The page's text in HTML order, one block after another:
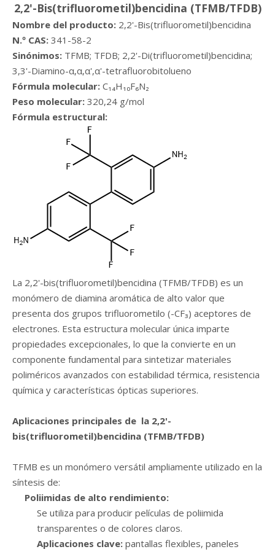
2,2'-Bis(trifluorometil)bencidina (TFMB/TFDB)
Nombre del producto: 2,2'-Bis(trifluorometil)bencidina
N.º CAS: 341-58-2
Sinónimos: TFMB; TFDB; 2,2'-Di(trifluorometil)bencidina;
3,3'-Diamino-α,α,α',α'-tetrafluorobitolueno
Fórmula molecular: C₁₄H₁₀F₆N₂
Peso molecular: 320,24 g/mol
Fórmula estructural:
La 2,2'-bis(trifluorometil)bencidina (TFMB/TFDB) es un
monómero de diamina aromática de alto valor que
presenta dos grupos trifluorometilo (-CF₃) aceptores de
electrones. Esta estructura molecular única imparte
propiedades excepcionales, lo que la convierte en un
componente fundamental para sintetizar materiales
poliméricos avanzados con estabilidad térmica, resistencia
química y características ópticas superiores.
Aplicaciones principales de la 2,2'-
bis(trifluorometil)bencidina (TFMB/TFDB)
TFMB es un monómero versátil ampliamente utilizado en la
síntesis de:
Poliimidas de alto rendimiento:
Se utiliza para producir películas de poliimida
transparentes o de colores claros.
Aplicaciones clave: pantallas flexibles, paneles